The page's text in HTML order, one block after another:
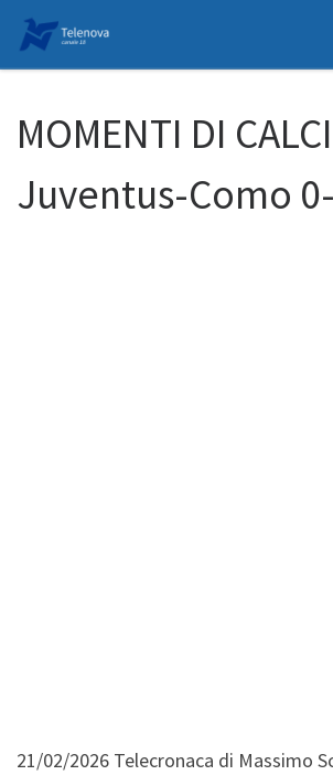
Passa al contenuto
MOMENTI DI
Juventus-Como
21/02/2026 Telecronaca di Massimo